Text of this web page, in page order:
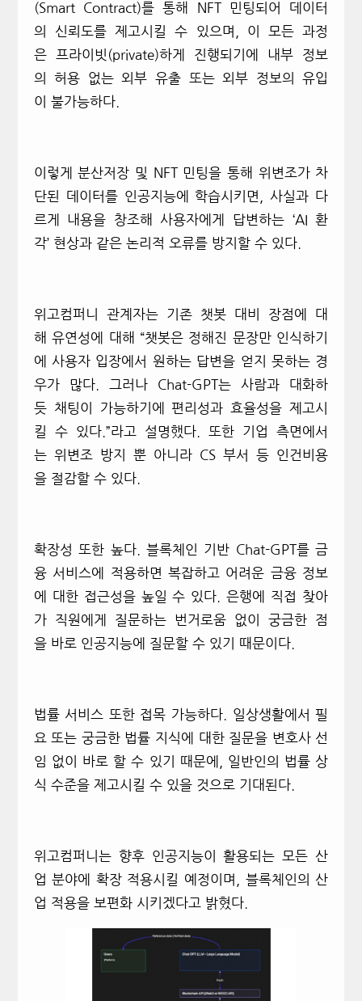
(Smart Contract)를 통해 NFT 민팅되 어 데이터
의 신뢰도를 제고시킬 수 있으며,
이 모든 과정
은 프라이빗(private)하게 진행되기에 내부 정보
의 허용 없는 외부 유출 또는 외부 정보의 유입
이 불가능하다.
이렇게 분산저장 및 NFT 민팅을 통해 위변조가 차
단된 데이터를 인공지능에 학습시키면, 사실과 다
르게 내용을 창조해 사용자에게 답변하는 ‘AI 환
각’ 현상과 같은 논리적 오류를 방지할 수 있다.
위고컴퍼니 관계자는 기존 챗봇 대비 장점에 대
해 유연성에 대해 “챗봇은 정해진 문장만 인식하기
에 사용자 입장에서 원하는 답변을 얻지 못하는 경
우가 많다.
그러나 Chat-GPT는 사람과 대화하
듯 채팅이 가능하기에 편리성과 효율성을 제고시
킬 수 있다. ”라고 설명했다. 또한 기업 측면에서
는 위변조 방지 뿐 아니라 CS 부서 등 인건비용
을 절감할 수 있다.
확장성 또한 높다. 블록체인 기반 Chat-GPT 를 금
융 서비스에 적용하면 복잡하고 어려운 금융 정보
에 대한 접근성을 높일 수 있다.
은행에 직접 찾아
가 직원에게 질문하는 번거로움 없이 궁금한 점
을 바로 인공지능에 질문할 수 있기 때문이다.
법률 서비스 또한 접목 가능하다.
일상생활에서 필
요 또는 궁금한 법률 지식에 대한 질문을 변호사 선
임 없이 바로 할 수 있기 때문에,
일반인의 법률 상
식 수준을 제고시킬 수 있을 것으로 기대된다.
위고컴퍼니는 향후 인공지능이 활용되는 모든 산
업 분야에 확장 적용시킬 예정이며,
블록체인의 산
업 적용을 보편화 시키겠다고 밝혔다.